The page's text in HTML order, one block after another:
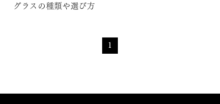
グラスの種類や選び方
1